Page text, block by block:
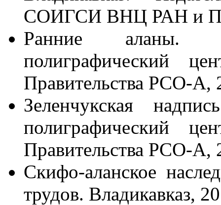
СОИГСИ ВНЦ РАН и
Ранние аланы.
Правительства РСО-А,
Зеленчукская
Правительства РСО-А,
Скифо-аланское
трудов. Владикавказ,